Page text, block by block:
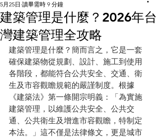
建築管理是什麼？2026年台
灣建築管理全攻略
5月25日 讀畢需時 9 分鐘
建築管理是什麼？簡而言之，它是一套
確保建築物從規劃、設計、施工到使用
各階段，都能符合公共安全、交通、衛
生及市容觀瞻規範的嚴謹制度。根據
《建築法》第一條開宗明義：「為實施
建築管理，以維護公共安全、公共交
通、公共衛生及增進市容觀瞻，特制定
本法。」這不僅是法律條文，更是城市